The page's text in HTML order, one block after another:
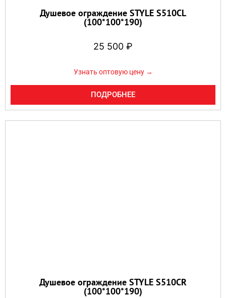
Душевое ограждение STYLE S510CL
(100*100*190)
25 500 ₽
Узнать оптовую цену →
ПОДРОБНЕЕ
Душевое ограждение STYLE S510CR
(100*100*190)